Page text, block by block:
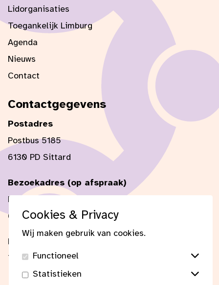
Cookies & Privacy
Wij maken gebruik van cookies.
Functioneel
Statistieken
Lidorganisaties
Toegankelijk Limburg
Agenda
Nieuws
Contact
Contactgegevens
Postadres
Postbus 5185
6130 PD Sittard
Bezoekadres (op afspraak)
Mercator 1
6135 KW Sittard
Tel:+31 (0) 6 51 46 69 78